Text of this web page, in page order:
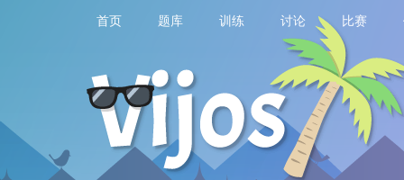
首页 题库 训练 讨论 比赛